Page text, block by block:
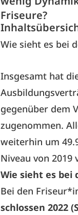
Friseure?
Wie sieht es bei
Insgesamt hat
gegenüber dem
zugenommen.
weiterhin um
Niveau von 2019
Wie sieht es bei
Bei den
schlossen 2022